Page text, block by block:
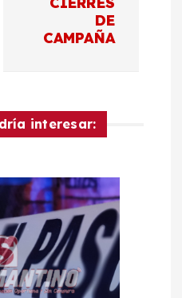
DE
CAMPAÑA
interesar: